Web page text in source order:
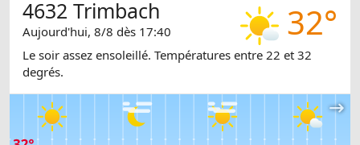
32°
4632 Trimbach
Aujourd'hui, 8/8 dès 17:40
Le soir assez ensoleillé. Températures entre 22 et 32
degrés.